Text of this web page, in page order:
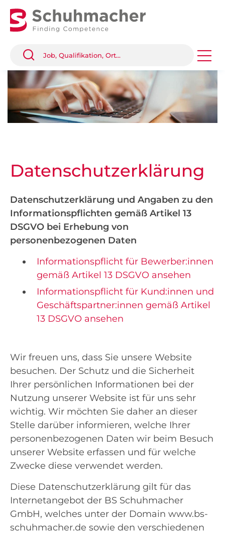
Datenschutz­erklärung
Datenschutzerklärung und Angaben zu den
Informationspflichten gemäß Artikel 13
DSGVO bei Erhebung von
personenbezogenen Daten
Informationspflicht für Bewerber:innen
gemäß Artikel 13 DSGVO ansehen
Informationspflicht für Kund:innen und
Geschäftspartner:innen gemäß Artikel
13 DSGVO ansehen
Wir freuen uns, dass Sie unsere Website
besuchen. Der Schutz und die Sicherheit
Ihrer persönlichen Informationen bei der
Nutzung unserer Website ist für uns sehr
wichtig. Wir möchten Sie daher an dieser
Stelle darüber informieren, welche Ihrer
personenbezogenen Daten wir beim Besuch
unserer Website erfassen und für welche
Zwecke diese verwendet werden.
Diese Datenschutzerklärung gilt für das
Internetangebot der BS Schuhmacher
GmbH, welches unter der Domain www.bs-
schuhmacher.de sowie den verschiedenen